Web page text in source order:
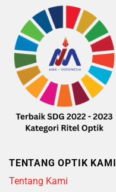
TENTANG OPTIK KAMI
Tentang Kami